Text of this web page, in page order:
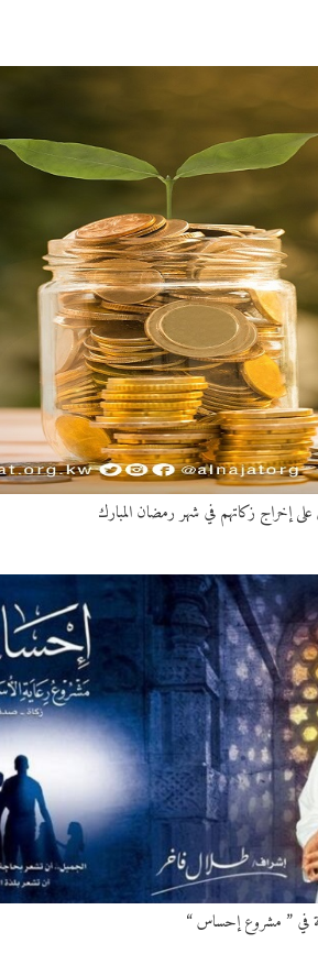
على إخراج زكاتهم في شهر رمضان المبارك
في ” مشروع إحساس “